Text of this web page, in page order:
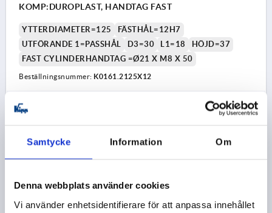
Samtycke Information Om
Denna webbplats använder cookies
Vi använder enhetsidentifierare för att anpassa innehållet
KOMP:DUROPLAST, HANDTAG FAST
YTTERDIAMETER=125
FÄSTHÅL=12H7
UTFÖRANDE 1=PASSHÅL
D3=30 L1=18
HÖJD=37
FAST CYLINDERHANDTAG =Ø21 X M8 X 50
Beställningsnummer: K0161.2125X12
212,64 kr
DETALJER
K0161 MFG